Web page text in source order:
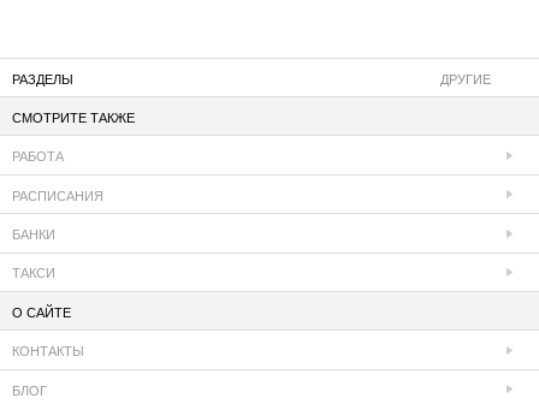
ДРУГИЕ
РАЗДЕЛЫ
СМОТРИТЕ ТАКЖЕ
РАБОТА
РАСПИСАНИЯ
БАНКИ
ТАКСИ
О САЙТЕ
КОНТАКТЫ
БЛОГ